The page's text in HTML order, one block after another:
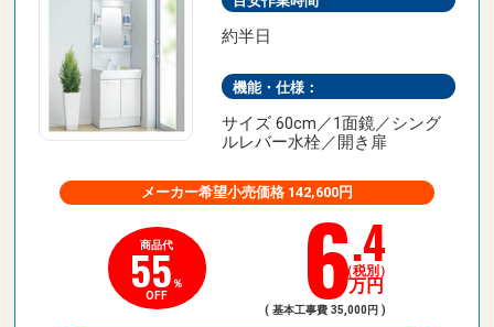
約半日
機能・仕様：
サイズ 60cm／1面鏡／シング
ルレバー水栓／開き扉
メーカー希望小売価格 142,600円
商品代
55％
OFF
6.4
（税別）
万円
( 基本工事費 35,000円 )